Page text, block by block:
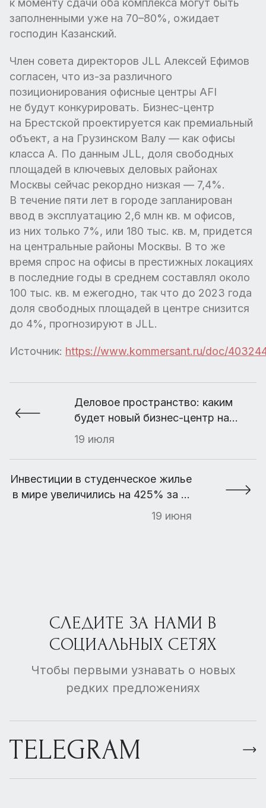
к моменту сдачи оба комплекса могут быть
заполненными уже на 70–80%, ожидает
господин Казанский.
Член совета директоров JLL Алексей Ефимов
согласен, что из-за различного
позиционирования офисные центры AFI
не будут конкурировать. Бизнес-центр
на Брестской проектируется как премиальный
объект, а на Грузинском Валу — как офисы
класса А. По данным JLL, доля свободных
площадей в ключевых деловых районах
Москвы сейчас рекордно низкая — 7,4%.
В течение пяти лет в городе запланирован
ввод в эксплуатацию 2,6 млн кв. м офисов,
из них только 7%, или 180 тыс. кв. м, придется
на центральные районы Москвы. В то же
время спрос на офисы в престижных локациях
в последние годы в среднем составлял около
100 тыс. кв. м ежегодно, так что до 2023 года
доля свободных площадей в центре снизится
до 4%, прогнозируют в JLL.
Источник: https://www.kommersant.ru/doc/
Деловое пространство: каким
будет новый бизнес-центр на
Грузинском Валу
19 июля
Инвестиции в студенческое жилье
в мире увеличились на 425% за 10
19 июня
СЛЕДИТЕ ЗА НАМИ В
СОЦИАЛЬНЫХ СЕТЯХ
Чтобы первыми узнавать о новых
редких предложениях
TELEGRAM